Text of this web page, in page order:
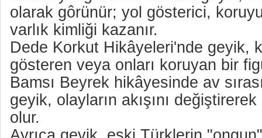
olarak gôrünür; yol gösterici,
varlık kimliği kazanır.
Dede Korkut Hikâyeleri'nde geyik,
gösteren veya onları koruyan bir
Bamsı Beyrek hikâyesinde av
geyik, olayların akışını
olur.